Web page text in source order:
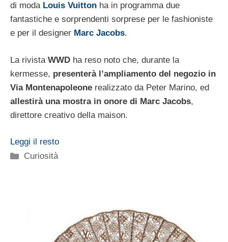
di moda Louis Vuitton ha in programma due
fantastiche e sorprendenti sorprese per le fashioniste
e per il designer Marc Jacobs.
La rivista WWD ha reso noto che, durante la
kermesse, presenterà l’ampliamento del negozio in
Via Montenapoleone realizzato da Peter Marino, ed
allestirà una mostra in onore di Marc Jacobs,
direttore creativo della maison.
Leggi il resto
Categorie
Curiosità